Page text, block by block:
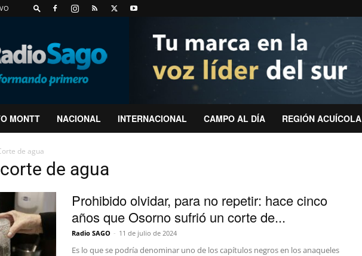
MONTT NACIONAL INTERNACIONAL CAMPO AL DÍA REGIÓN ACUÍCOLA
de agua
de agua
Prohibido olvidar, para no repetir: hace cinco
años que Osorno sufrió un corte de...
Radio SAGO - 11 de julio de 2024
Es lo que se podría denominar uno de los capítulos negros en los anaqueles